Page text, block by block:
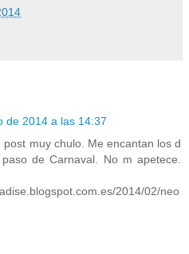
de 2014 a las 14:37
muy chulo. Me encantan los d
de Carnaval. No m apetece.
2014/02/neo